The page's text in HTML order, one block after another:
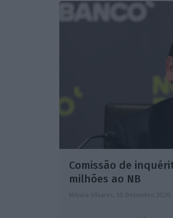
Comissão de
milhões ao NB
Mónica Silvares, 30 Dezembro 2020